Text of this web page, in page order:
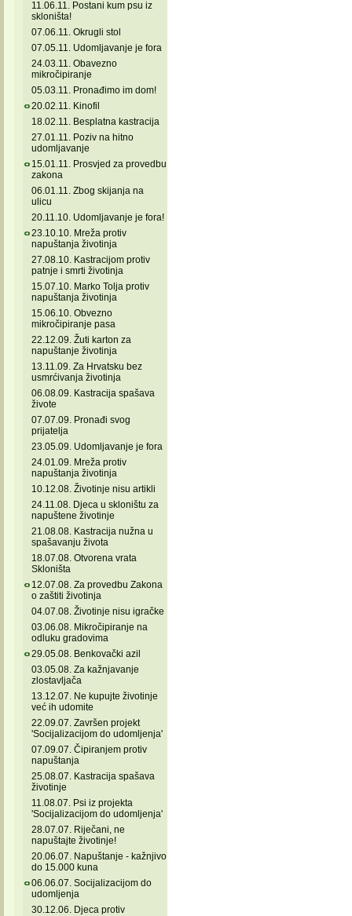
11.06.11. Postani kum psu iz
skloništa!
07.06.11. Okrugli stol
07.05.11. Udomljavanje je fora
24.03.11. Obavezno
mikročipiranje
05.03.11. Pronađimo im dom!
20.02.11. Kinofil
18.02.11. Besplatna kastracija
27.01.11. Poziv na hitno
udomljavanje
15.01.11. Prosvjed za provedbu
zakona
06.01.11. Zbog skijanja na
ulicu
20.11.10. Udomljavanje je fora!
23.10.10. Mreža protiv
napuštanja životinja
27.08.10. Kastracijom protiv
patnje i smrti životinja
15.07.10. Marko Tolja protiv
napuštanja životinja
15.06.10. Obvezno
mikročipiranje pasa
22.12.09. Žuti karton za
napuštanje životinja
13.11.09. Za Hrvatsku bez
usmrćivanja životinja
06.08.09. Kastracija spašava
živote
07.07.09. Pronađi svog
prijatelja
23.05.09. Udomljavanje je fora
24.01.09. Mreža protiv
napuštanja životinja
10.12.08. Životinje nisu artikli
24.11.08. Djeca u skloništu za
napuštene životinje
21.08.08. Kastracija nužna u
spašavanju života
18.07.08. Otvorena vrata
Skloništa
12.07.08. Za provedbu Zakona
o zaštiti životinja
04.07.08. Životinje nisu igračke
03.06.08. Mikročipiranje na
odluku gradovima
29.05.08. Benkovački azil
03.05.08. Za kažnjavanje
zlostavljača
13.12.07. Ne kupujte životinje
već ih udomite
22.09.07. Završen projekt
'Socijalizacijom do udomljenja'
07.09.07. Čipiranjem protiv
napuštanja
25.08.07. Kastracija spašava
životinje
11.08.07. Psi iz projekta
'Socijalizacijom do udomljenja'
28.07.07. Riječani, ne
napuštajte životinje!
20.06.07. Napuštanje - kažnjivo
do 15.000 kuna
06.06.07. Socijalizacijom do
udomljenja
30.12.06. Djeca protiv